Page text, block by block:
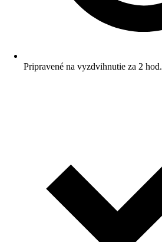
Pripravené na vyzdvihnutie za 2 hod.